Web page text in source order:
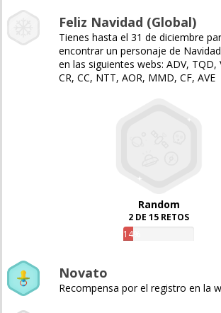
Feliz Navidad (Global)
Tienes hasta el 31 de diciembre
encontrar un personaje de
en las siguientes webs: ADV, TQD,
CR, CC, NTT, AOR, MMD, CF, AVE
Random
2 DE 15 RETOS
14%
Novato
Recompensa por el registro en la